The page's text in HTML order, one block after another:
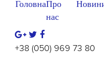
ГоловнаПро
нас
+38 (050) 969 73 80